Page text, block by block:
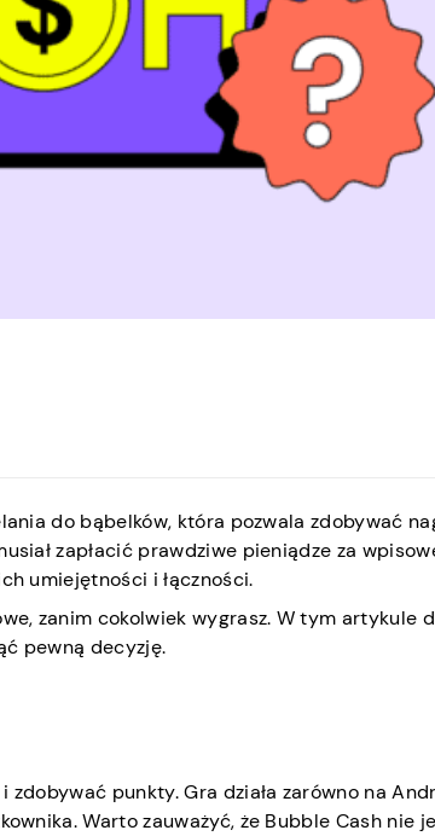
do bąbelków, która pozwala zdobywać
zapłacić prawdziwe pieniądze za
umiejętności i łączności.
zanim cokolwiek wygrasz. W tym artykule
pewną decyzję.
punkty. Gra działa zarówno na
Warto zauważyć, że Bubble Cash nie